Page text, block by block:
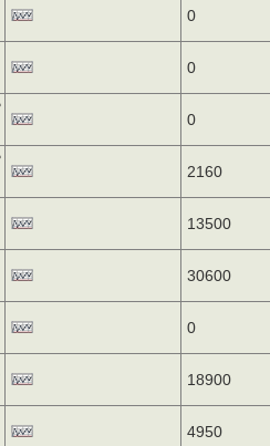
0
0
0
2160
13500
30600
0
18900
4950